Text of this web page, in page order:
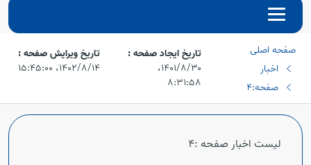
Open
صفحه اصلی
اخبار
صفحه:4
تاریخ ایجاد صفحه :
۱۴۰۱/۸/۳۰،‏
۸:۳۱:۵۸
تاریخ ویرایش صفحه :
۱۴۰۲/۸/۱۴،‏ ۱۵:۴۵:۰۰
لیست اخبار صفحه :4